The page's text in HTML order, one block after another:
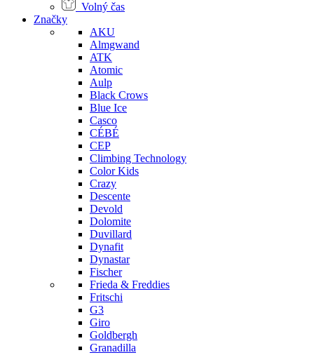
Volný čas
Značky
AKU
Almgwand
ATK
Atomic
Aulp
Black Crows
Blue Ice
Casco
CÉBÉ
CEP
Climbing Technology
Color Kids
Crazy
Descente
Devold
Dolomite
Duvillard
Dynafit
Dynastar
Fischer
Frieda & Freddies
Fritschi
G3
Giro
Goldbergh
Granadilla